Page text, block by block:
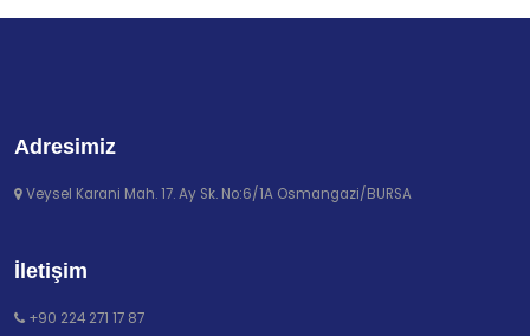
Adresimiz
Veysel Karani Mah. 17. Ay Sk. No:6/1A Osmangazi/BURSA
İletişim
+90 224 271 17 87